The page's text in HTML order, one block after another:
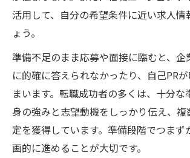
活用して、自分の希望条件に近い求人情
ょう。
準備不足のまま応募や面接に臨むと、企
に的確に答えられなかったり、自己PR
まいます。転職成功者の多くは、十分な
身の強みと志望動機をしっかり伝え、
定を獲得しています。準備段階でつまず
画的に進めることが大切です。